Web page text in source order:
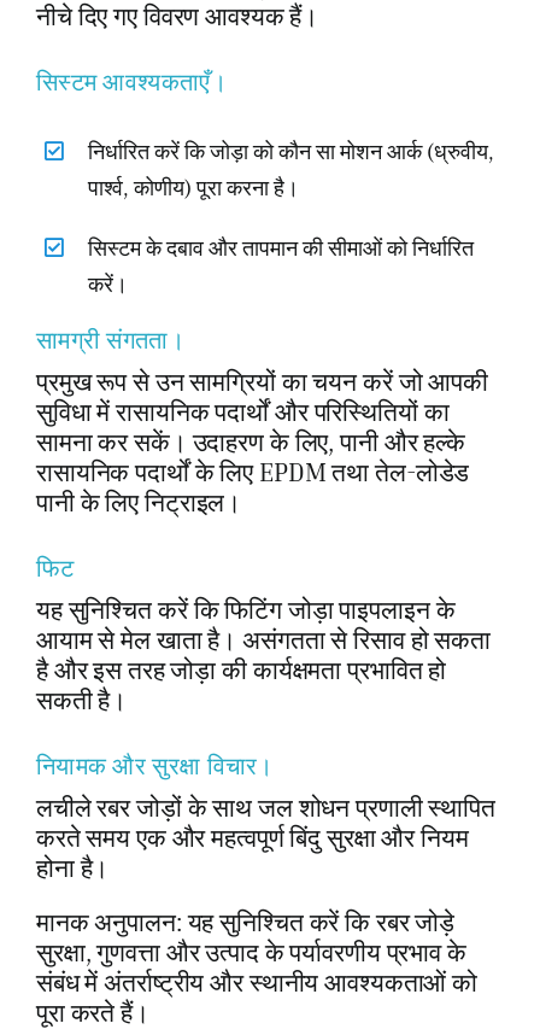
नीचे दिए गए विवरण आवश्यक हैं।
सिस्टम आवश्यकताएँ।
निर्धारित करें कि जोड़ा को कौन सा मोशन आर्क (ध्रुवीय,
पार्श्व, कोणीय) पूरा करना है।
सिस्टम के दबाव और तापमान की सीमाओं को निर्धारित
करें।
सामग्री संगतता।
प्रमुख रूप से उन सामग्रियों का चयन करें जो आपकी
सुविधा में रासायनिक पदार्थों और परिस्थितियों का
सामना कर सकें। उदाहरण के लिए, पानी और हल्के
रासायनिक पदार्थों के लिए EPDM तथा तेल-लोडेड
पानी के लिए निट्राइल।
फिट
यह सुनिश्चित करें कि फिटिंग जोड़ा पाइपलाइन के
आयाम से मेल खाता है। असंगतता से रिसाव हो सकता
है और इस तरह जोड़ा की कार्यक्षमता प्रभावित हो
सकती है।
नियामक और सुरक्षा विचार।
लचीले रबर जोड़ों के साथ जल शोधन प्रणाली स्थापित
करते समय एक और महत्वपूर्ण बिंदु सुरक्षा और नियम
होना है।
मानक अनुपालन: यह सुनिश्चित करें कि रबर जोड़े
सुरक्षा, गुणवत्ता और उत्पाद के पर्यावरणीय प्रभाव के
संबंध में अंतर्राष्ट्रीय और स्थानीय आवश्यकताओं को
पूरा करते हैं।